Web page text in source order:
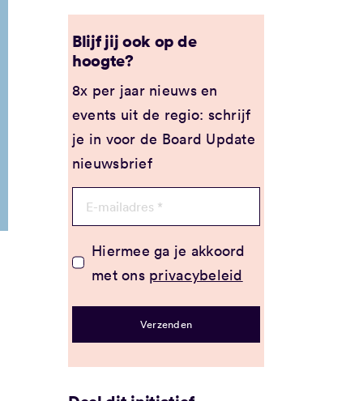
Blijf jij ook op de
hoogte?
8x per jaar nieuws en
events uit de regio: schrijf
je in voor de Board Update
nieuwsbrief
Hiermee ga je akkoord
met ons privacybeleid
Verzenden